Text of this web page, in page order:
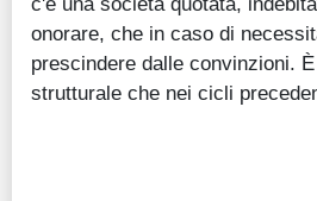
onorare, che in caso di
prescindere dalle convinzioni.
strutturale che nei cicli